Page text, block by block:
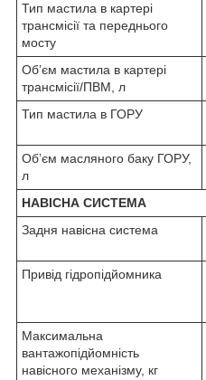
Тип мастила в картері
трансмісії та переднього
мосту
Об’єм мастила в картері
трансмісії/ПВМ, л
Тип мастила в ГОРУ
Об’єм масляного баку ГОРУ,
л
НАВІСНА СИСТЕМА
Задня навісна система
Привід гідропідйомника
Максимальна
вантажопідйомність
навісного механізму, кг